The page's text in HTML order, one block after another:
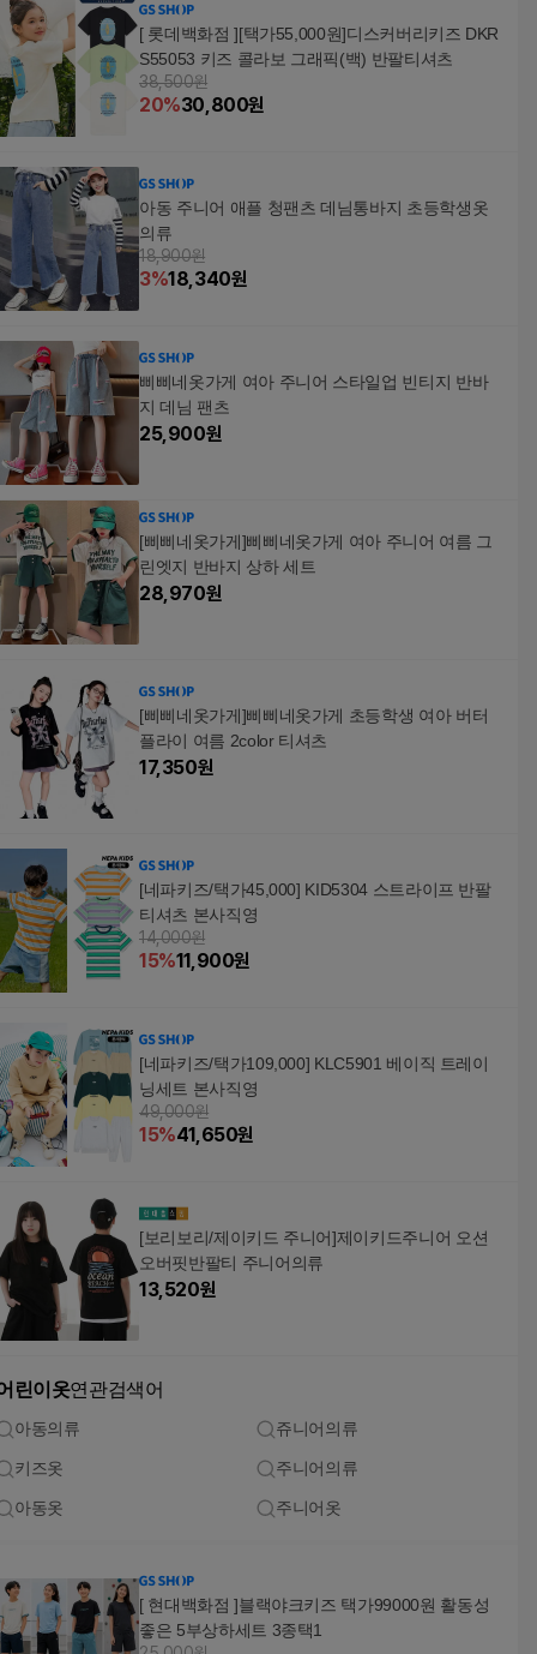
[ 롯데백화점 ][택가55,000원]디스커버리키즈 DKR
S55053 키즈 콜라보 그래픽(백) 반팔티셔츠
38,500원
20%30,800원
아동 주니어 애플 청팬츠 데님통바지 초등학생옷
의류
18,900원
3%18,340원
삐삐네옷가게 여아 주니어 스타일업 빈티지 반바
지 데님 팬츠
25,900원
[삐삐네옷가게]삐삐네옷가게 여아 주니어 여름 그
린엣지 반바지 상하 세트
28,970원
[삐삐네옷가게]삐삐네옷가게 초등학생 여아 버터
플라이 여름 2color 티셔츠
17,350원
[네파키즈/택가45,000] KID5304 스트라이프 반팔
티셔츠 본사직영
14,000원
15%11,900원
[네파키즈/택가109,000] KLC5901 베이직 트레이
닝세트 본사직영
49,000원
15%41,650원
[보리보리/제이키드 주니어]제이키드주니어 오션
오버핏반팔티 주니어의류
13,520원
린이옷연관검색어
아동의류 쥬니어의류
키즈옷 주니어의류
아동옷 주니어옷
[ 현대백화점 ]블랙야크키즈 택가99000원 활동성
좋은 5부상하세트 3종택1